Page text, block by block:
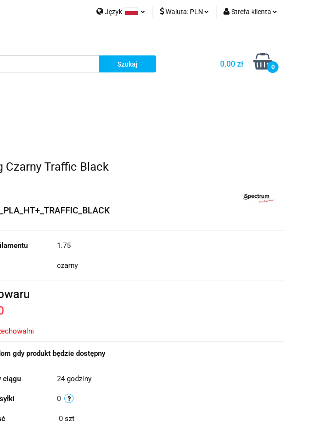
Język
German
Waluta: PLN Strefa klienta
Zarejestruj się
Dodaj zgłoszenie
0,00 zł 0
Zamów wydruk
Czarny Traffic Black
1.75
czarny
gdy produkt będzie dostępny
ciągu 24 godziny
0
0 szt